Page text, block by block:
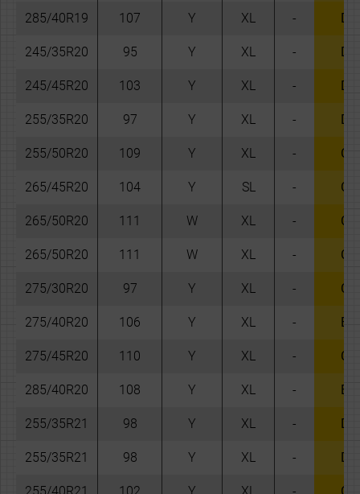
285/40R19 107 Y XL - D
245/35R20 95 Y XL - D
245/45R20 103 Y XL - D
255/35R20 97 Y XL - D
255/50R20 109 Y XL - C
265/45R20 104 Y SL - C
265/50R20 111 W XL - C
265/50R20 111 W XL - C
275/30R20 97 Y XL - C
275/40R20 106 Y XL - B
275/45R20 110 Y XL - C
285/40R20 108 Y XL - B
255/35R21 98 Y XL - D
255/35R21 98 Y XL - D